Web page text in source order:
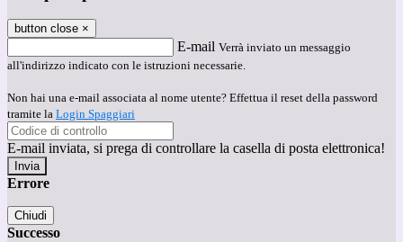
button close ×
E-mail Verrà inviato un messaggio
all'indirizzo indicato con le istruzioni necessarie.
Non hai una e-mail associata al nome utente? Effettua il reset della password
tramite la Login Spaggiari
E-mail inviata, si prega di controllare la casella di posta elettronica!
Errore
Chiudi
Successo